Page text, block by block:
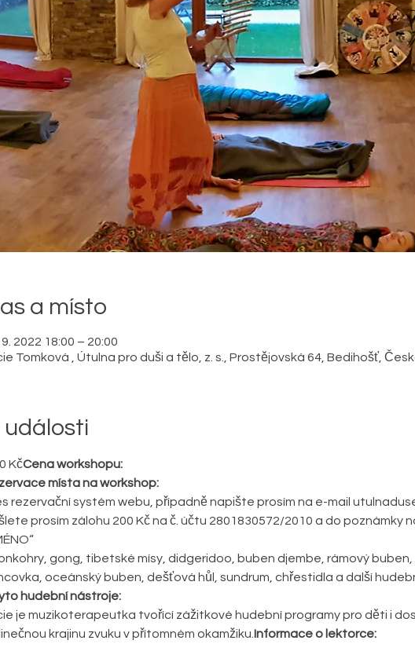
a místo
9. 2022 18:00 – 20:00
Tomková , Útulna pro duši a tělo, z. s., Prostějovská 64, Bedihošť,
události
KčCena workshopu:
místa na workshop:
rezervační systém webu, případně napište prosím na e-mail
prosím zálohu 200 Kč na č. účtu 2801830572/2010 a do poznámky
oceánský buben, dešťová hůl, sundrum, chřestidla a další
hudební nástroje:
je muzikoterapeutka tvořící zážitkové hudební programy pro děti i
krajinu zvuku v přítomném okamžiku. Informace o lektorce: